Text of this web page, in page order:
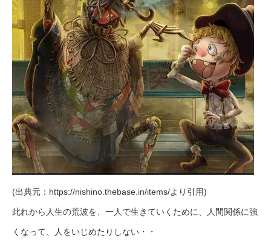
(出典元：https://nishino.thebase.in/items/より引用)
此れから人生の荒波を、一人で生きていくために、人間関係に強
くなって、人をいじめたりしない・・